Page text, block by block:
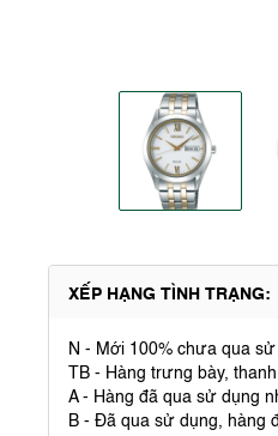
XẾP HẠNG TÌNH TRẠNG:
N - Mới 100% chưa qua sử
TB - Hàng trưng bày,
A - Hàng đã qua sử dụng
B - Đã qua sử dụng, hàng